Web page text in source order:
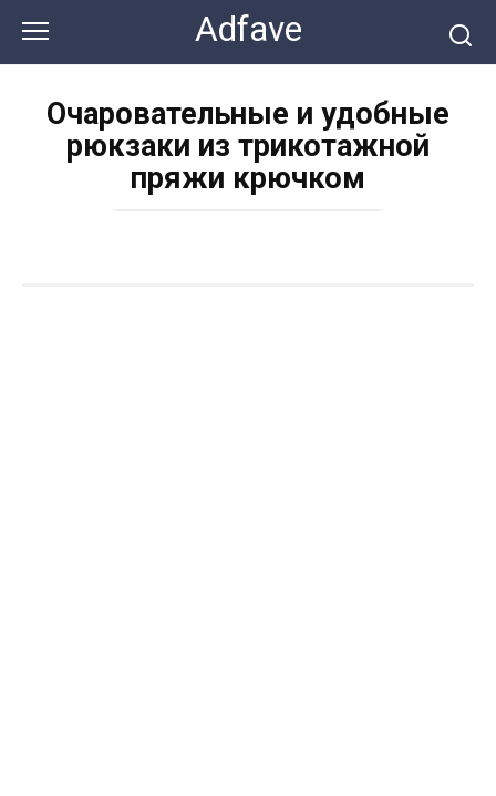
контенту
Adfave
Очаровательные и удобные
рюкзаки из трикотажной
пряжи крючком